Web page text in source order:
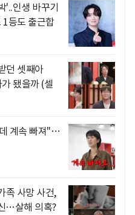
'..인생 바꾸기
1등도 출근합
던 셋째아
됐을까 (셀
계속 빠져"…
족 사망 사건,
…살해 의혹?